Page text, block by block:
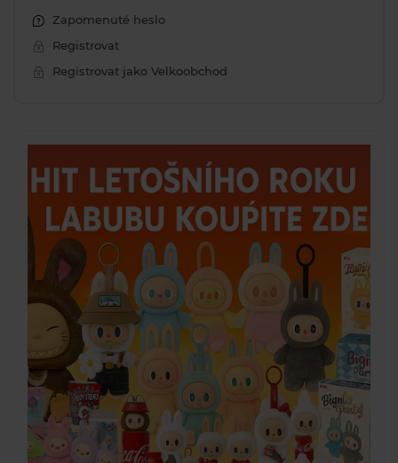
Zapomenuté heslo
Registrovat
Registrovat jako Velkoobchod